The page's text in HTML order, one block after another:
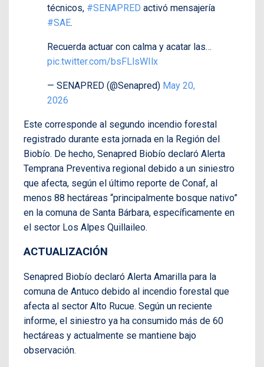
técnicos, #SENAPRED activó mensajería
#SAE.
Recuerda actuar con calma y acatar las…
pic.twitter.com/bsFLlsWIlx
— SENAPRED (@Senapred) May 20,
2026
Este corresponde al segundo incendio forestal
registrado durante esta jornada en la Región del
Biobío. De hecho, Senapred Biobío declaró Alerta
Temprana Preventiva regional debido a un siniestro
que afecta, según el último reporte de Conaf, al
menos 88 hectáreas “principalmente bosque nativo”
en la comuna de Santa Bárbara, específicamente en
el sector Los Alpes Quillaileo.
ACTUALIZACIÓN
Senapred Biobío declaró Alerta Amarilla para la
comuna de Antuco debido al incendio forestal que
afecta al sector Alto Rucue. Según un reciente
informe, el siniestro ya ha consumido más de 60
hectáreas y actualmente se mantiene bajo
observación.